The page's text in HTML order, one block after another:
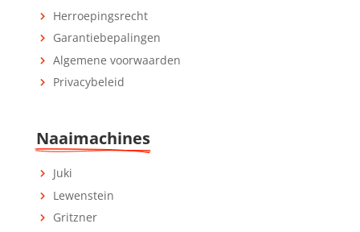
Herroepingsrecht
Garantiebepalingen
Algemene voorwaarden
Privacybeleid
Naaimachines
Juki
Lewenstein
Gritzner